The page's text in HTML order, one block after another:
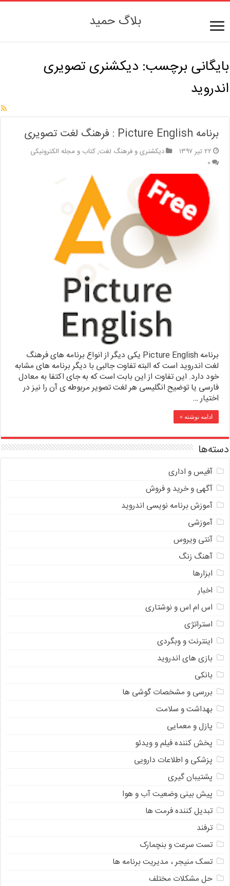
بلاگ حمید
بایگانی برچسب: دیکشنری تصویری
اندروید
برنامه Picture English : فرهنگ لغت تصویری
۲۲ تیر ۱۳۹۷ دیکشنری و فرهنگ لغت,کتاب و مجله الکترونیکی
۰
برنامه Picture English یکی دیگر از انواع برنامه های فرهنگ
لغت اندروید است که البته تفاوت جالبی با دیگر برنامه های مشابه
خود دارد. این تفاوت از این بابت است که به جای اکتفا به معادل
فارسی یا توضیح انگلیسی هر لغت تصویر مربوطه ی آن را نیز در
اختیار …
ادامه نوشته »
دسته‌ها
آفیس و اداری
آگهی و خرید و فروش
آموزش برنامه نویسی اندروید
آموزشی
آنتی ویروس
آهنگ زنگ
ابزارها
اخبار
اس ام اس و نوشتاری
استراتژی
اینترنت و وبگردی
بازی های اندروید
بانکی
بررسی و مشخصات گوشی ها
بهداشت و سلامت
پازل و معمایی
پخش کننده فیلم و ویدئو
پزشکی و اطلاعات دارویی
پشتیبان گیری
پیش بینی وضعیت آب و هوا
تبدیل کننده فرمت ها
ترفند
تست سرعت و بنچمارک
تسک منیجر ، مدیریت برنامه ها
حل مشکلات مختلف